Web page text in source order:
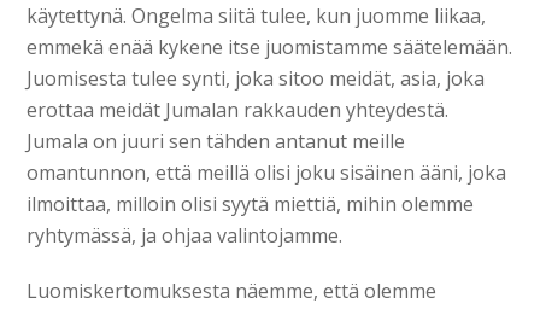
käytettynä. Ongelma siitä tulee, kun juomme liikaa,
emmekä enää kykene itse juomistamme säätelemään.
Juomisesta tulee synti, joka sitoo meidät, asia, joka
erottaa meidät Jumalan rakkauden yhteydestä.
Jumala on juuri sen tähden antanut meille
omantunnon, että meillä olisi joku sisäinen ääni, joka
ilmoittaa, milloin olisi syytä miettiä, mihin olemme
ryhtymässä, ja ohjaa valintojamme.
Luomiskertomuksesta näemme, että olemme